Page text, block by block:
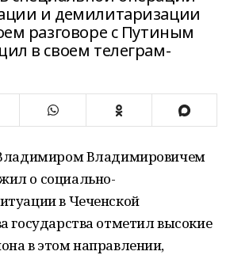
и демилитаризации
разговоре с Путиным
в своем телеграм-
Владимиром Владимировичем
о социально-
в Чеченской
государства отметил высокие
в этом направлении,